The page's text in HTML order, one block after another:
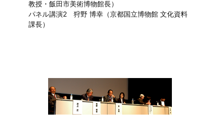
教授・飯田市美術博物館長）
パネル講演2 狩野 博幸（京都国立博物館 文化資料
課長）